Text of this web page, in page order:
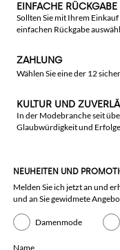
EINFACHE RÜCKGABE
Sollten Sie mit Ihrem
einfachen Rückgabe
ZAHLUNG
Wählen Sie eine der 12
KULTUR UND
In der Modebranche seit
Glaubwürdigkeit und
NEUHEITEN UND
Melden Sie ich jetzt an und
und an Sie gewidmete
Damenmode
Name